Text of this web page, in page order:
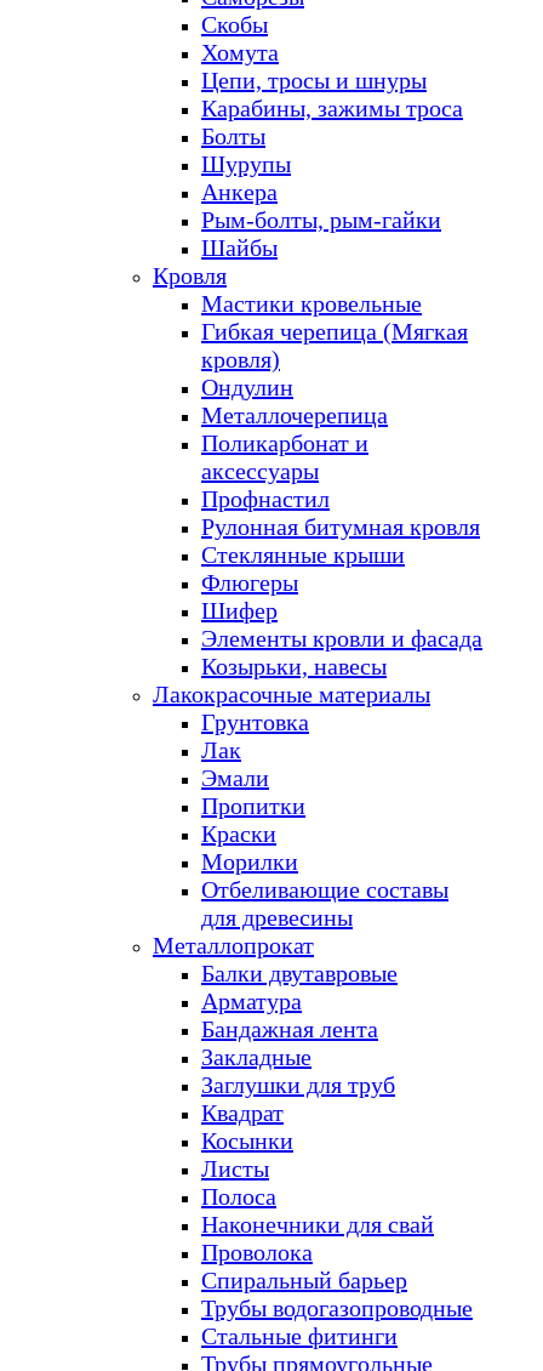
Скобы
Хомута
Цепи, тросы и шнуры
Карабины, зажимы троса
Болты
Шурупы
Анкера
Рым-болты, рым-гайки
Шайбы
Кровля
Мастики кровельные
Гибкая черепица (Мягкая
кровля)
Ондулин
Металлочерепица
Поликарбонат и
аксессуары
Профнастил
Рулонная битумная кровля
Стеклянные крыши
Флюгеры
Шифер
Элементы кровли и фасада
Козырьки, навесы
Лакокрасочные материалы
Грунтовка
Лак
Эмали
Пропитки
Краски
Морилки
Отбеливающие составы
для древесины
Металлопрокат
Балки двутавровые
Арматура
Бандажная лента
Закладные
Заглушки для труб
Квадрат
Косынки
Листы
Полоса
Наконечники для свай
Проволока
Спиральный барьер
Трубы водогазопроводные
Стальные фитинги
Трубы прямоугольные